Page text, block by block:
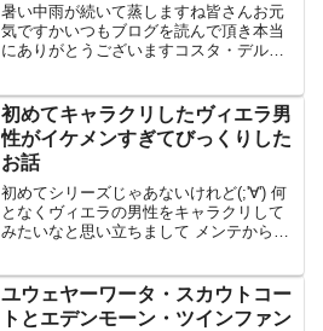
暑い中雨が続いて蒸しますね皆さんお元
気ですかいつもブログを読んで頂き本当
にありがとうございますコスタ・デル・
おかげで元気が出てきましたのでまた今
日から少しずつ自...
初めてキャラクリしたヴィエラ男
性がイケメンすぎてびっくりした
お話
初めてシリーズじゃあないけれど(;'∀') 何
となくヴィエラの男性をキャラクリして
みたいなと思い立ちまして メンテから逃
た幻想薬を使ってみたところ・・ 奇跡の
薬
ユウェヤーワータ・スカウトコー
トとエデンモーン・ツインファン